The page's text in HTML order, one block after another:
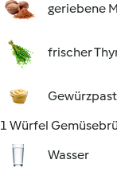
geriebene
frischer
1 Würfel
Wasser